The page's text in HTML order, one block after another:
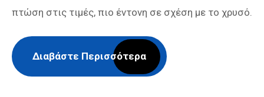
πτώση στις τιμές, πιο έντονη σε σχέση με το χρυσό.
Διαβάστε Περισσότερα